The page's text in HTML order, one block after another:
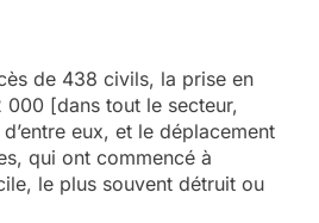
de 438 civils, la prise en
[dans tout le secteur,
eux, et le déplacement
qui ont commencé à
le plus souvent détruit ou